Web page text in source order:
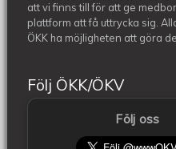
att vi finns till för att ge
plattform att få uttrycka sig.
ÖKK ha möjligheten att göra
Följ ÖKK/ÖKV
Följ oss